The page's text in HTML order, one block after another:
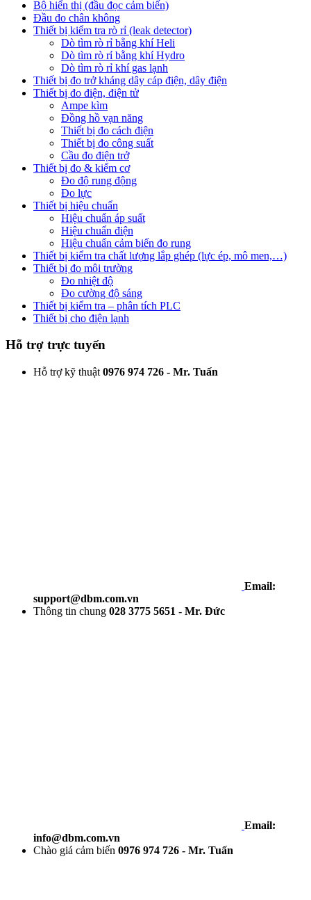
Bộ hiển thị (đầu đọc cảm biến)
Đầu đo chân không
Thiết bị kiểm tra rò rỉ (leak detector)
Dò tìm rò rỉ bằng khí Heli
Dò tìm rò rỉ bằng khí Hydro
Dò tìm rò rỉ khí gas lạnh
Thiết bị đo trở kháng dây cáp điện, dây điện
Thiết bị đo điện, điện tử
Ampe kìm
Đồng hồ vạn năng
Thiết bị đo cách điện
Thiết bị đo công suất
Cầu đo điện trở
Thiết bị đo & kiểm cơ
Đo độ rung động
Đo lực
Thiết bị hiệu chuẩn
Hiệu chuẩn áp suất
Hiệu chuẩn điện
Hiệu chuẩn cảm biến đo rung
Thiết bị kiểm tra chất lượng lắp ghép (lực ép, mô men,…)
Thiết bị đo môi trường
Đo nhiệt độ
Đo cường độ sáng
Thiết bị kiểm tra – phân tích PLC
Thiết bị cho điện lạnh
Hỗ trợ trực tuyến
Hỗ trợ kỹ thuật 0976 974 726 - Mr. Tuấn
Email:
support@dbm.com.vn
Thông tin chung 028 3775 5651 - Mr. Đức
Email:
info@dbm.com.vn
Chào giá cảm biến 0976 974 726 - Mr. Tuấn